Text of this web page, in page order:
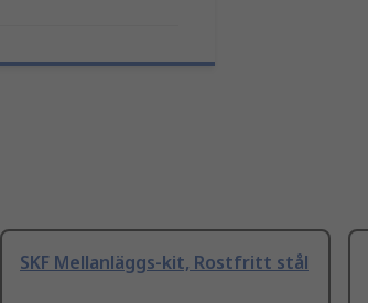
SKF Mellanläggs-kit, Rostfritt stål